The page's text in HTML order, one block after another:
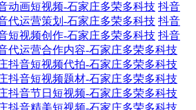
动画短视频-石家庄多荣多科技 抖音
代运营策划-石家庄多荣多科技 抖音
短视频创作-石家庄多荣多科技 抖音
代运营合作内容-石家庄多荣多科技
抖音短视频代拍-石家庄多荣多科技
抖音短视频题材-石家庄多荣多科技
抖音节日短视频-石家庄多荣多科技